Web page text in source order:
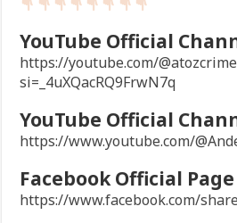
YouTube Official
https://youtube.com/
si=_4uXQacRQ9FrwN7q
YouTube Official
https://www.youtube.com/
Facebook Official
https://www.facebook.com/